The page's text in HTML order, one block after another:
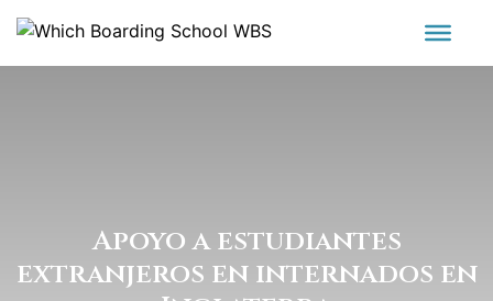
Apoyo a estudiantes
extranjeros en internados en